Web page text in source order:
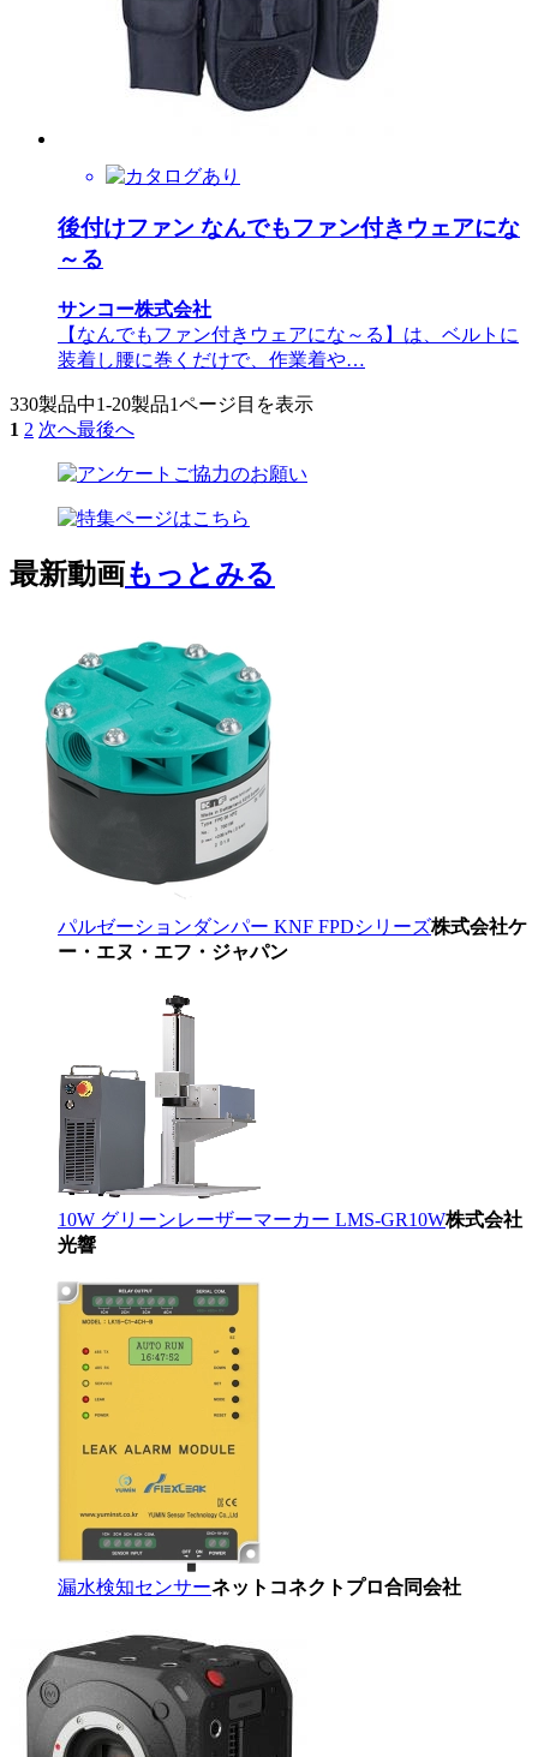
後付けファン なんでもファン付きウェアにな
～る
サンコー株式会社
【なんでもファン付きウェアにな～る】は、ベルトに
装着し腰に巻くだけで、作業着や…
330製品中1-20製品1ページ目を表示
1 2 次へ最後へ
最新動画もっとみる
パルゼーションダンパー KNF FPDシリーズ株式会社ケ
ー・エヌ・エフ・ジャパン
10W グリーンレーザーマーカー LMS-GR10W株式会社
光響
漏水検知センサーネットコネクトプロ合同会社